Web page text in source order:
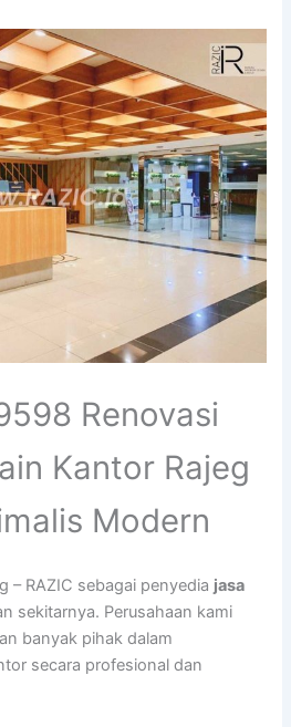
Renovasi
Kantor Rajeg
Modern
– RAZIC sebagai penyedia jasa
sekitarnya. Perusahaan kami
banyak pihak dalam
secara profesional dan